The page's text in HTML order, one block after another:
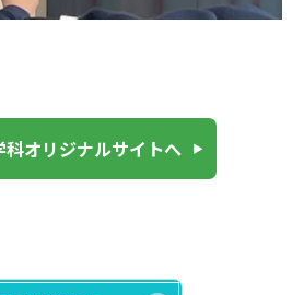
科オリジナルサイトへ